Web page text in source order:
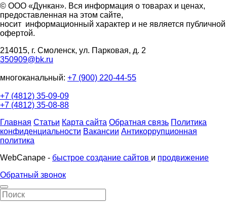
© ООО «Дункан». Вся информация о товарах и ценах,
предоставленная на этом сайте,
носит информационный характер и не является публичной
офертой.
214015, г. Смоленск, ул. Парковая, д. 2
350909@bk.ru
многоканальный: +7 (900) 220-44-55
+7 (4812) 35-09-09
+7 (4812) 35-08-88
Главная Статьи Карта сайта Обратная связь Политика
конфиденциальности Вакансии Антикоррупционная
политика
WebCanape - быстрое создание сайтов и продвижение
Обратный звонок